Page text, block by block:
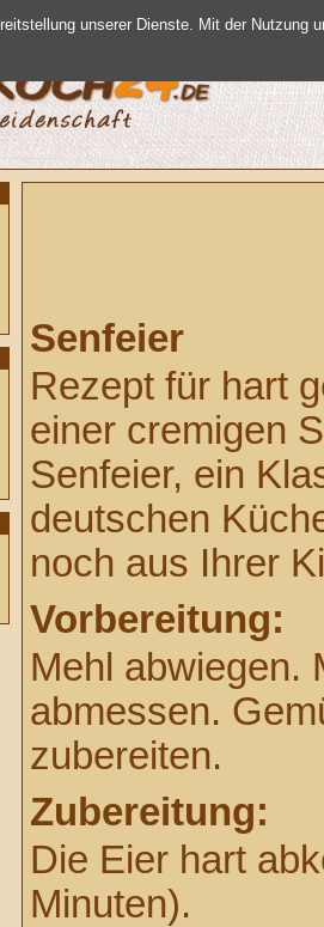
Senfeier
Rezept für hart
einer cremigen
Senfeier, ein
deutschen
noch aus Ihrer
Vorbereitung:
Mehl abwiegen.
abmessen.
zubereiten.
Zubereitung:
Die Eier hart
Minuten).
unserer Dienste. Mit der Nutzung